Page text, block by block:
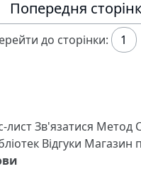
Попередня
до сторінки: 1
листЗв'язатися Метод
Відгуки Магазин